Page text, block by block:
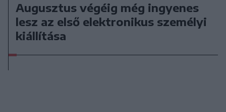
Augusztus végéig még ingyenes
lesz az első elektronikus személyi
kiállítása